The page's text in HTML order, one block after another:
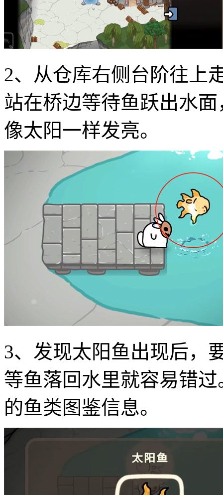
2、从仓库右侧台阶往上
站在桥边等待鱼跃出水
像太阳一样发亮。
3、发现太阳鱼出现后，
等鱼落回水里就容易错
的鱼类图鉴信息。